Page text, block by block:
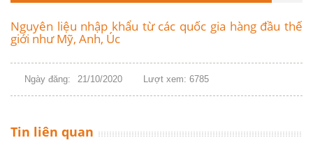
Nguyên liệu nhập khẩu từ các quốc gia hàng đầu thế
giới như Mỹ, Anh, Úc
Ngày đăng: 21/10/2020 Lượt xem: 6785
Tin liên quan